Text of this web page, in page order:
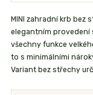
MINI zahradní krb
elegantním provedení
všechny funkce
to s minimálními
Variant bez střechy